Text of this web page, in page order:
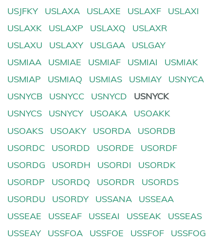
USJFKY
USLAXA USLAXE USLAXF
USLAXI
USLAXK
USLAXP USLAXQ
USLAXR
USLAXU
USLAXY USLGAA
USLGAY
USMIAA
USMIAE USMIAF USMIAI
USMIAK
USMIAP
USMIAQ USMIAS USMIAY
USNYCA
USNYCB
USNYCC USNYCD
USNYCK
USNYCS
USNYCY USOAKA
USOAKK
USOAKS
USOAKY USORDA
USORDB
USORDC
USORDD USORDE
USORDF
USORDG
USORDH USORDI
USORDK
USORDP
USORDQ USORDR
USORDS
USORDU
USORDY USSANA
USSEAA
USSEAE
USSEAF USSEAI USSEAK
USSEAS
USSEAY
USSFOA USSFOE USSFOF
USSFOG